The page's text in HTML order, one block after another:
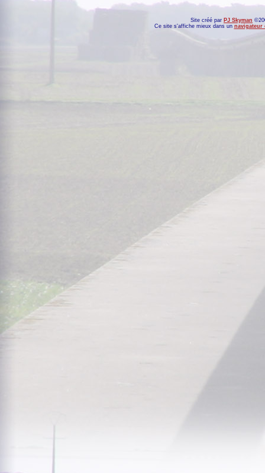
Site créé par PJ Skyman
Ce site s'affiche mieux dans un navigateur